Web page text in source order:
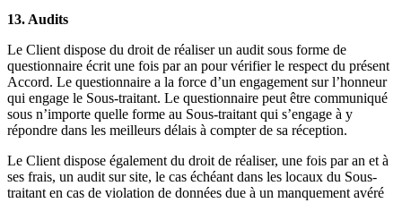
13. Audits
Le Client dispose du droit de réaliser un audit sous forme de
questionnaire écrit une fois par an pour vérifier le respect du présent
Accord. Le questionnaire a la force d’un engagement sur l’honneur
qui engage le Sous-traitant. Le questionnaire peut être communiqué
sous n’importe quelle forme au Sous-traitant qui s’engage à y
répondre dans les meilleurs délais à compter de sa réception.
Le Client dispose également du droit de réaliser, une fois par an et à
ses frais, un audit sur site, le cas échéant dans les locaux du Sous-
traitant en cas de violation de données due à un manquement avéré